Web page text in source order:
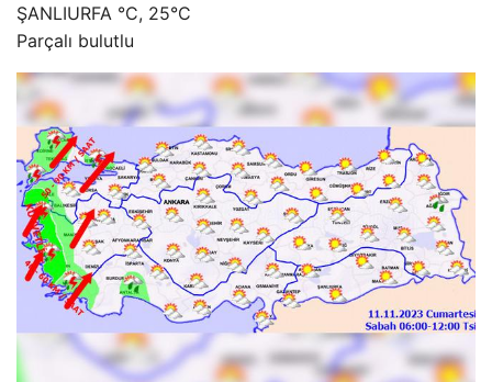
ŞANLIURFA °C, 25°C
Parçalı bulutlu